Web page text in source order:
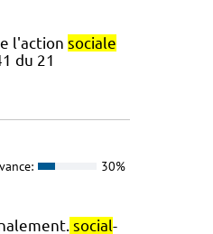
l'action sociale
du 21
30%
social-